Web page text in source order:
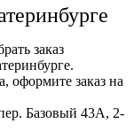
заказ
оформите заказ на
Базовый 43А, 2-